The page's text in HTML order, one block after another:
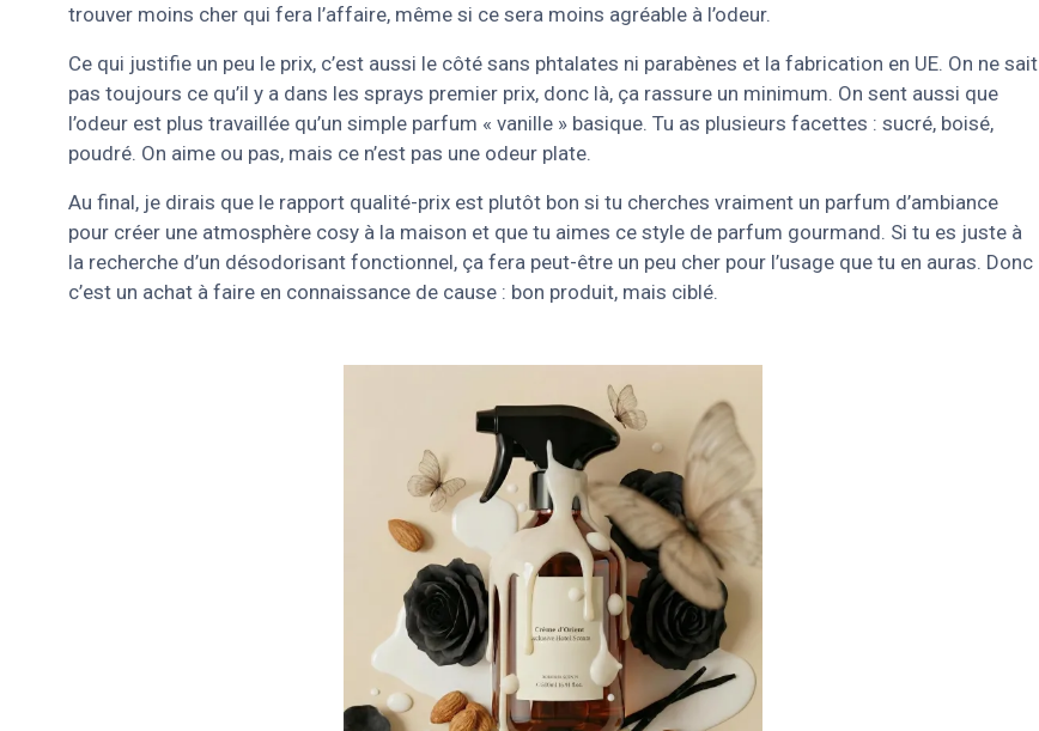
trouver moins cher qui fera l’affaire, même si ce sera moins agréable à l’odeur.
Ce qui justifie un peu le prix, c’est aussi le côté sans phtalates ni parabènes et la fabrication en UE. On ne sait
pas toujours ce qu’il y a dans les sprays premier prix, donc là, ça rassure un minimum. On sent aussi que
l’odeur est plus travaillée qu’un simple parfum « vanille » basique. Tu as plusieurs facettes : sucré, boisé,
poudré. On aime ou pas, mais ce n’est pas une odeur plate.
Au final, je dirais que le rapport qualité-prix est plutôt bon si tu cherches vraiment un parfum d’ambiance
pour créer une atmosphère cosy à la maison et que tu aimes ce style de parfum gourmand. Si tu es juste à
la recherche d’un désodorisant fonctionnel, ça fera peut-être un peu cher pour l’usage que tu en auras. Donc
c’est un achat à faire en connaissance de cause : bon produit, mais ciblé.